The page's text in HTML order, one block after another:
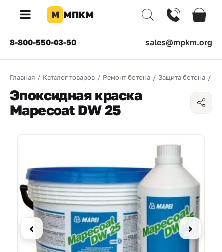
×
КОМПАНИЯ
О
компании
Каталог
товаров
Бренды
Прайс-
лист
М МПКМ
8-800-550-03-50 sales@mpkm.org
Главная / Каталог товаров / Ремонт бетона / Защита бетона /
Эпоксидная краска
Mapecoat DW 25
‹ ›